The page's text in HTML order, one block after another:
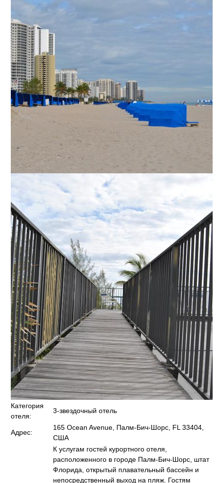
Категория
отеля:
3-звездочный отель
Адрес:
165 Ocean Avenue, Палм-Бич-Шорс, FL 33404,
США
К услугам гостей курортного отеля,
расположенного в городе Палм-Бич-Шорс, штат
Флорида, открытый плавательный бассейн и
непосредственный выход на пляж. Гостям